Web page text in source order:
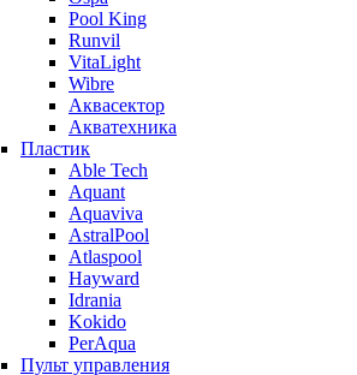
Pool King
Runvil
VitaLight
Wibre
Аквасектор
Акватехника
Пластик
Able Tech
Aquant
Aquaviva
AstralPool
Atlaspool
Hayward
Idrania
Kokido
PerAqua
Пульт управления